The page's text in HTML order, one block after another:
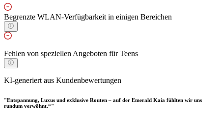
Begrenzte WLAN-Verfügbarkeit in einigen Bereichen
Fehlen von speziellen Angeboten für Teens
KI-generiert aus Kundenbewertungen
"Entspannung, Luxus und exklusive Routen – auf der Emerald Kaia fühlten wir uns
rundum verwöhnt.“"